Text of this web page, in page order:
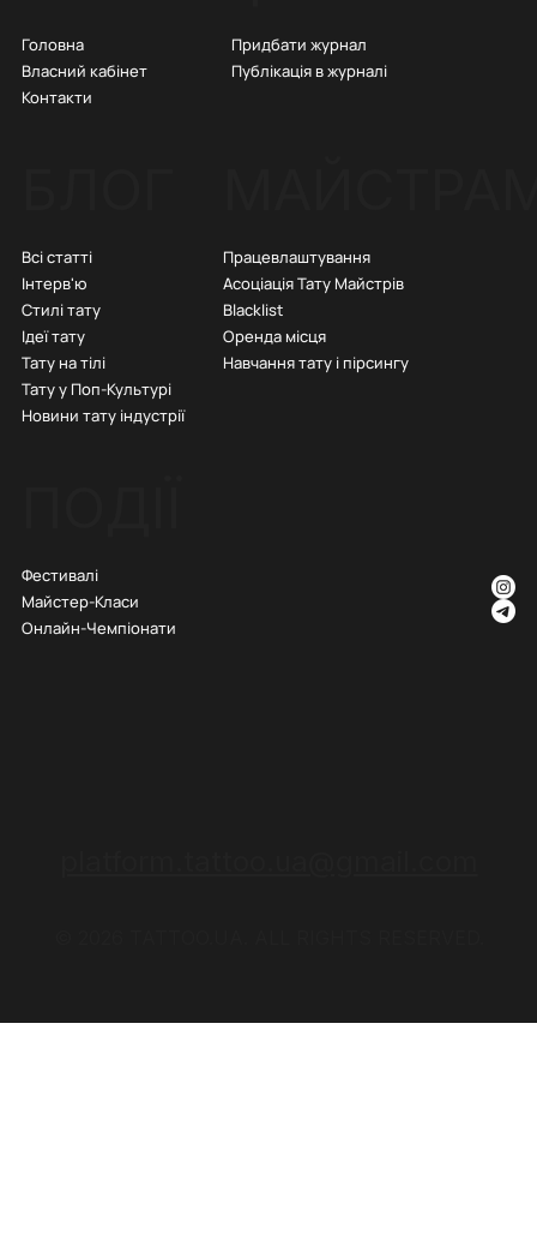
Головна
Власний кабінет
Контакти
Придбати журнал
Публікація в журналі
Всі статті
Інтерв'ю
Стилі тату
Ідеї тату
Тату на тілі
Тату у Поп-Культурі
Новини тату індустрії
Працевлаштування
Асоціація Тату Майстрів
Blacklist
Оренда місця
Навчання тату і пірсингу
Фестивалі
Майстер-Класи
Онлайн-Чемпіонати